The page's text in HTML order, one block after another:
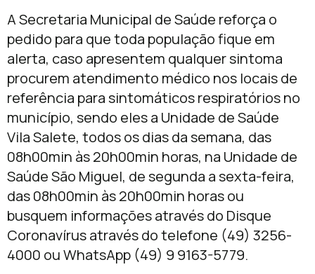
A Secretaria Municipal de Saúde reforça o
pedido para que toda população fique em
alerta, caso apresentem qualquer sintoma
procurem atendimento médico nos locais de
referência para sintomáticos respiratórios no
município, sendo eles a Unidade de Saúde
Vila Salete, todos os dias da semana, das
08h00min às 20h00min horas, na Unidade de
Saúde São Miguel, de segunda a sexta-feira,
das 08h00min às 20h00min horas ou
busquem informações através do Disque
Coronavírus através do telefone (49) 3256-
4000 ou WhatsApp (49) 9 9163-5779.